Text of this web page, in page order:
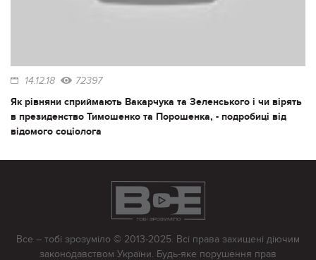
14.12.18 72397
Як рівняни сприймають Вакарчука та Зеленського і чи вірять
в президенство Тимошенко та Порошенка, - подробиці від
відомого соціолога
Все – тобі зрозуміло © 2013-2025. Всі права захищені діючим
законодавством України. Будь-яке порушення прав